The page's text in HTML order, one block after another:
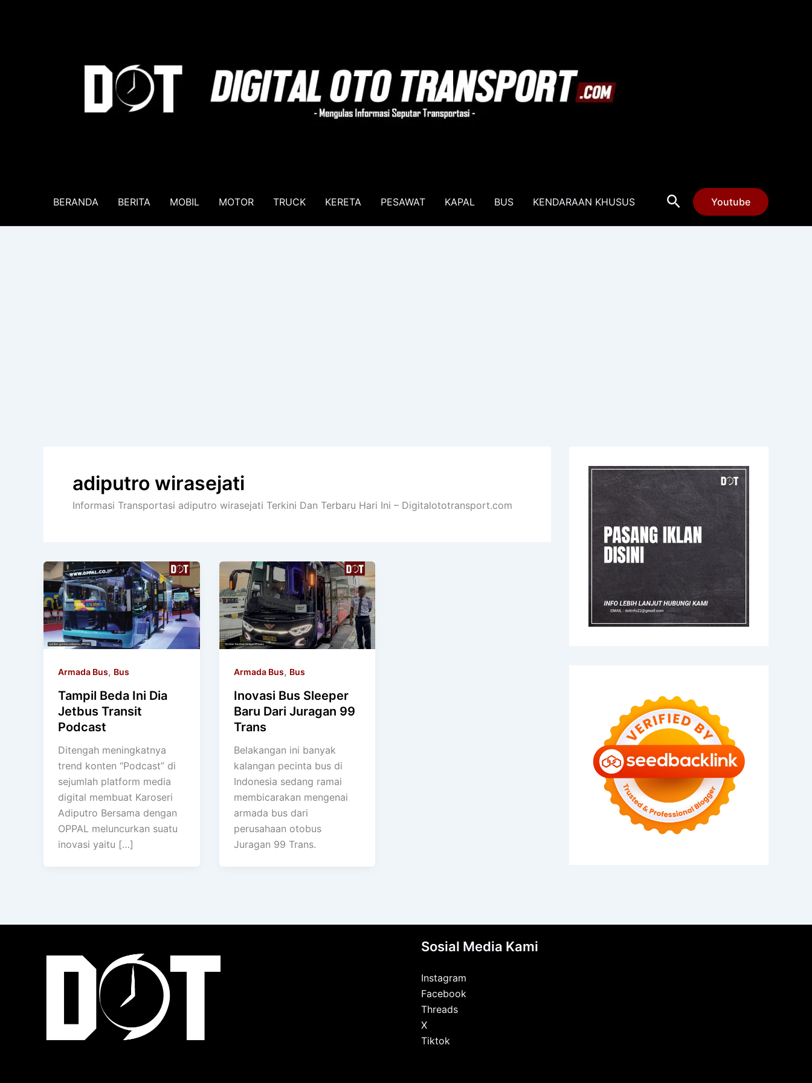
BERANDA BERITA MOBIL MOTOR TRUCK KERETA PESAWAT KAPAL BUS KENDARAAN KHUSUS Cari Youtube
adiputro wirasejati
Informasi Transportasi adiputro wirasejati Terkini Dan Terbaru Hari Ini – Digitalototransport.com
Armada Bus, Bus
Tampil Beda Ini Dia
Jetbus Transit
Podcast
Ditengah meningkatnya
trend konten “Podcast” di
sejumlah platform media
digital membuat Karoseri
Adiputro Bersama dengan
OPPAL meluncurkan suatu
inovasi yaitu […]
Armada Bus, Bus
Inovasi Bus Sleeper
Baru Dari Juragan 99
Trans
Belakangan ini banyak
kalangan pecinta bus di
Indonesia sedang ramai
membicarakan mengenai
armada bus dari
perusahaan otobus
Juragan 99 Trans.
Sosial Media Kami
Instagram
Facebook
Threads
X
Tiktok